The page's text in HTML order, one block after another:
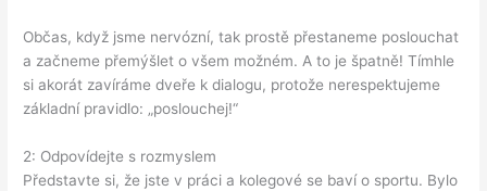
Občas, když jsme nervózní, tak prostě přestaneme poslouchat
a začneme přemýšlet o všem možném. A to je špatně! Tímhle
si akorát zavíráme dveře k dialogu, protože nerespektujeme
základní pravidlo: „poslouchej!“
2: Odpovídejte s rozmyslem
Představte si, že jste v práci a kolegové se baví o sportu. Bylo